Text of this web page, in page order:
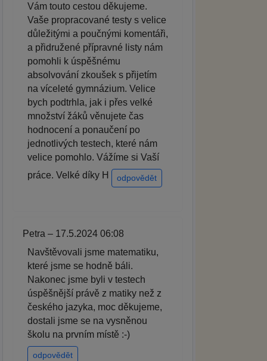
Vám touto cestou děkujeme.
Vaše propracované testy s velice
důležitými a poučnými komentáři,
a přidružené přípravné listy nám
pomohli k úspěšnému
absolvování zkoušek s přijetím
na víceleté gymnázium. Velice
bych podtrhla, jak i přes velké
množství žáků věnujete čas
hodnocení a ponaučení po
jednotlivých testech, které nám
velice pomohlo. Vážíme si Vaší
práce. Velké díky H
odpovědět
Petra – 17.5.2024 06:08
Navštěvovali jsme matematiku,
které jsme se hodně báli.
Nakonec jsme byli v testech
úspěšnější právě z matiky než z
českého jazyka, moc děkujeme,
dostali jsme se na vysněnou
školu na prvním místě :-)
odpovědět